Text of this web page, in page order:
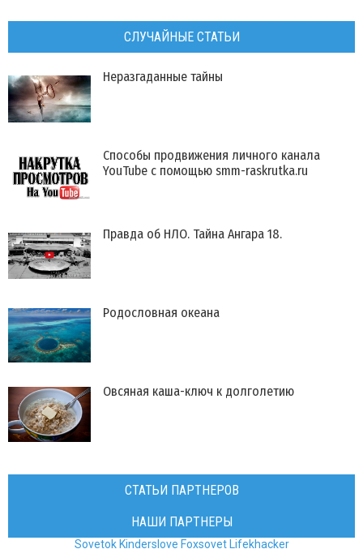
СЛУЧАЙНЫЕ СТАТЬИ
Неразгаданные тайны
Способы продвижения личного канала
YouTube с помощью smm-raskrutka.ru
​Правда об НЛО. Тайна Ангара 18.
Родословная океана
Овсяная каша-ключ к долголетию
СТАТЬИ ПАРТНЕРОВ
НАШИ ПАРТНЕРЫ
Sovetok Kinderslove Foxsovet Lifekhacker